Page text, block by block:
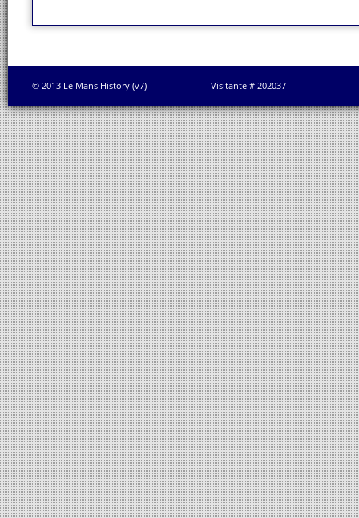
© 2013 Le Mans History (v7) Visitante # 202037